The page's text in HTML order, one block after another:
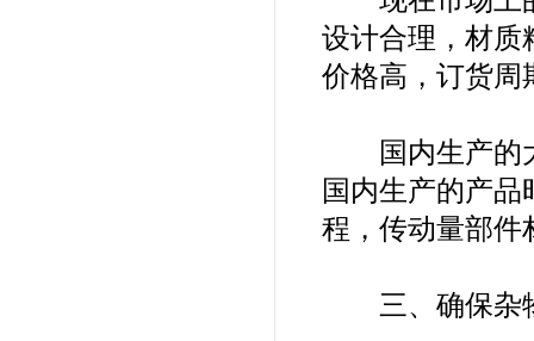
设计合理，材质
价格高，订货周
国内生产的大
国内生产的产
程，传动量部件
三、确保杂